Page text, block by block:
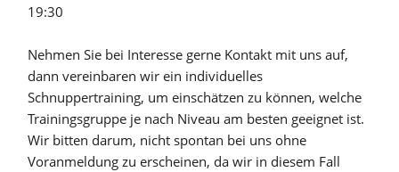
19:30
Nehmen Sie bei Interesse gerne Kontakt mit uns auf,
dann vereinbaren wir ein individuelles
Schnuppertraining, um einschätzen zu können, welche
Trainingsgruppe je nach Niveau am besten geeignet ist.
Wir bitten darum, nicht spontan bei uns ohne
Voranmeldung zu erscheinen, da wir in diesem Fall